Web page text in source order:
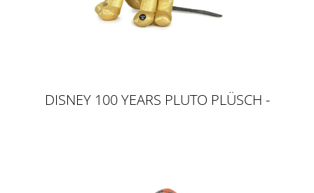
DISNEY 100 YEARS PLUTO PLÜSCH -